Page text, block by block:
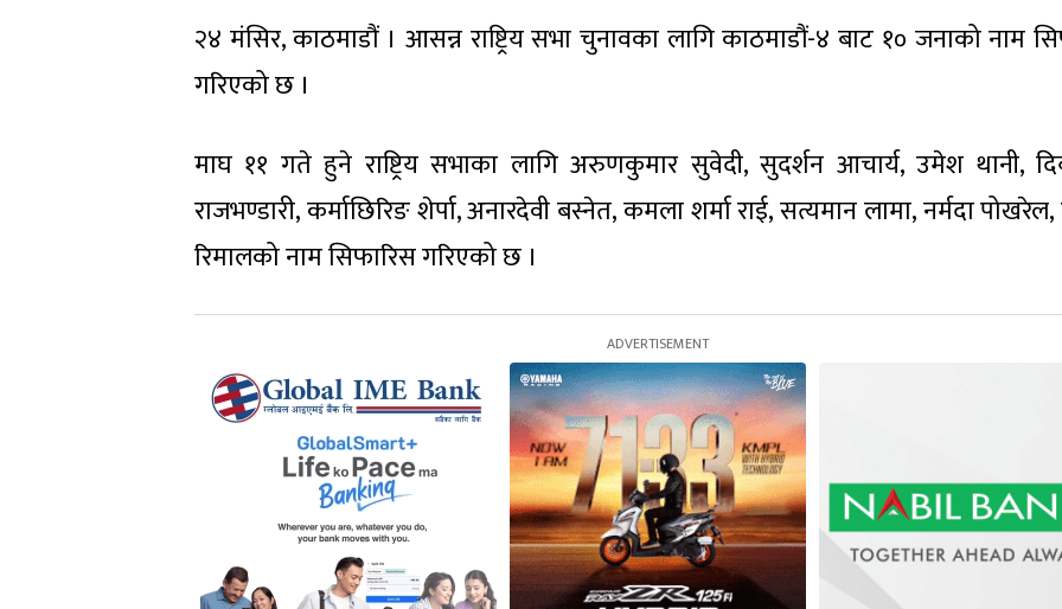
२४ मंसिर, काठमाडौं । आसन्न राष्ट्रिय सभा चुनावका लागि काठमाडौं-४ बाट १० जनाको नाम
गरिएको छ ।
माघ ११ गते हुने राष्ट्रिय सभाका लागि अरुणकुमार सुवेदी, सुदर्शन आचार्य, उमेश थानी,
राजभण्डारी, कर्माछिरिङ शेर्पा, अनारदेवी बस्नेत, कमला शर्मा राई, सत्यमान लामा, नर्मदा
रिमालको नाम सिफारिस गरिएको छ ।